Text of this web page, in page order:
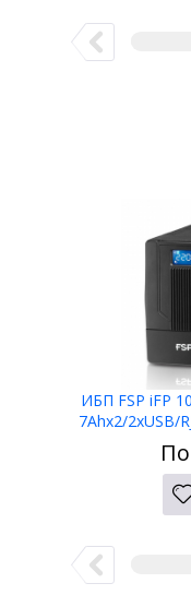
ИБП FSP iFP
7Ahx2/2xUSB/